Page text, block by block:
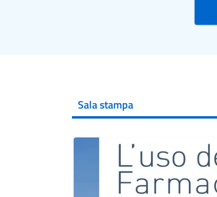
Sala stampa